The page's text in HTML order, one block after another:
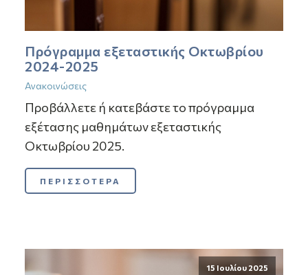
Πρόγραμμα εξεταστικής Οκτωβρίου
2024-2025
Ανακοινώσεις
Προβάλλετε ή κατεβάστε το πρόγραμμα
εξέτασης μαθημάτων εξεταστικής
Οκτωβρίου 2025.
ΠΕΡΙΣΣΟΤΕΡΑ
15 Ιουλίου 2025